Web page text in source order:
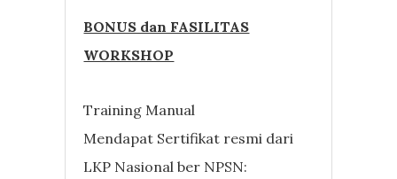
BONUS dan FASILITAS
WORKSHOP
Training Manual
Mendapat Sertifikat resmi dari
LKP Nasional ber NPSN: